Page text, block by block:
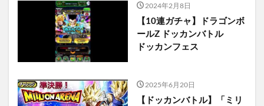
2024年2月8日
【10連ガチャ】ドラゴンボ
ールZ ドッカンバトル
ドッカンフェス
2025年6月20日
【ドッカンバトル】「ミリ